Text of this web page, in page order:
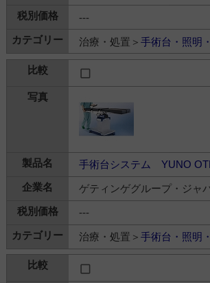
---
治療・処置＞ 手術台・照明
手術台システム YUNO
ゲティンゲグループ・ジャ
---
治療・処置＞ 手術台・照明